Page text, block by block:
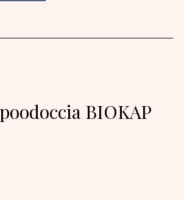
BIOKAP